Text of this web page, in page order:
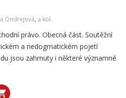
Ondrejová, a kol.
právo. Obecná část. Soutěžní
a nedogmatickém pojetí
jsou zahrnuty i některé významné